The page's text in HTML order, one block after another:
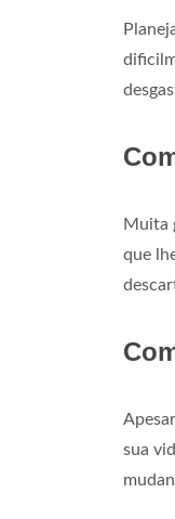
Muita
que
sua